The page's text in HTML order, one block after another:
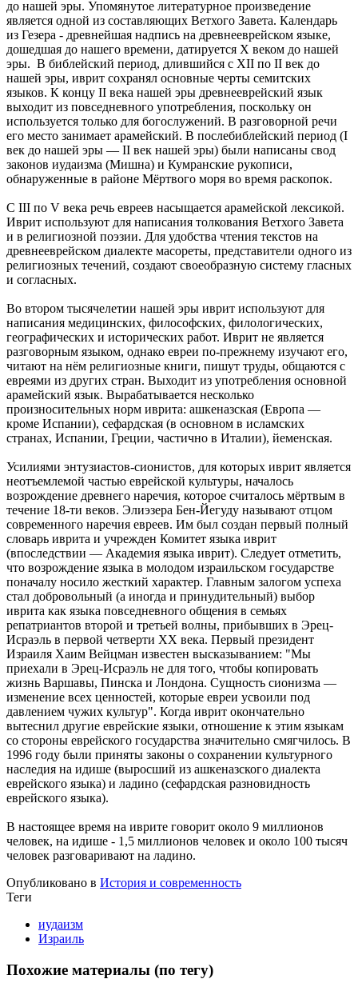
до нашей эры. Упомянутое литературное произведение
является одной из составляющих Ветхого Завета. Календарь
из Гезера - древнейшая надпись на древнееврейском языке,
дошедшая до нашего времени, датируется X веком до нашей
эры. В библейский период, длившийся с ХІІ по ІІ век до
нашей эры, иврит сохранял основные черты семитских
языков. К концу II века нашей эры древнееврейский язык
выходит из повседневного употребления, поскольку он
используется только для богослужений. В разговорной речи
его место занимает арамейский. В послебиблейский период (I
век до нашей эры — II век нашей эры) были написаны свод
законов иудаизма (Мишна) и Кумранские рукописи,
обнаруженные в районе Мёртвого моря во время раскопок.
С ІІІ по V века речь евреев насыщается арамейской лексикой.
Иврит используют для написания толкования Ветхого Завета
и в религиозной поэзии. Для удобства чтения текстов на
древнееврейском диалекте масореты, представители одного из
религиозных течений, создают своеобразную систему гласных
и согласных.
Во втором тысячелетии нашей эры иврит используют для
написания медицинских, философских, филологических,
географических и исторических работ. Иврит не является
разговорным языком, однако евреи по-прежнему изучают его,
читают на нём религиозные книги, пишут труды, общаются с
евреями из других стран. Выходит из употребления основной
арамейский язык. Вырабатывается несколько
произносительных норм иврита: ашкеназская (Европа —
кроме Испании), сефардская (в основном в исламских
странах, Испании, Греции, частично в Италии), йеменская.
Усилиями энтузиастов-сионистов, для которых иврит является
неотъемлемой частью еврейской культуры, началось
возрождение древнего наречия, которое считалось мёртвым в
течение 18-ти веков. Элиэзера Бен-Йегуду называют отцом
современного наречия евреев. Им был создан первый полный
словарь иврита и учрежден Комитет языка иврит
(впоследствии — Академия языка иврит). Следует отметить,
что возрождение языка в молодом израильском государстве
поначалу носило жесткий характер. Главным залогом успеха
стал добровольный (а иногда и принудительный) выбор
иврита как языка повседневного общения в семьях
репатриантов второй и третьей волны, прибывших в Эрец-
Исраэль в первой четверти XX века. Первый президент
Израиля Хаим Вейцман известен высказыванием: "Мы
приехали в Эрец-Исраэль не для того, чтобы копировать
жизнь Варшавы, Пинска и Лондона. Сущность сионизма —
изменение всех ценностей, которые евреи усвоили под
давлением чужих культур". Когда иврит окончательно
вытеснил другие еврейские языки, отношение к этим языкам
со стороны еврейского государства значительно смягчилось. В
1996 году были приняты законы о сохранении культурного
наследия на идише (выросший из ашкеназского диалекта
еврейского языка) и ладино (сефардская разновидность
еврейского языка).
В настоящее время на иврите говорит около 9 миллионов
человек, на идише - 1,5 миллионов человек и около 100 тысяч
человек разговаривают на ладино.
Опубликовано в История и современность
Теги
иудаизм
Израиль
Похожие материалы (по тегу)